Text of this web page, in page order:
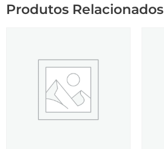
Produtos Relacionados